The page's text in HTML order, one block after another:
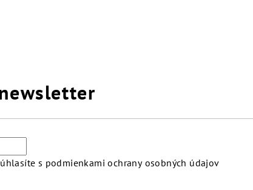
s podmienkami ochrany osobných údajov